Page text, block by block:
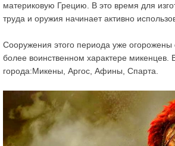
материковую Грецию. В это время для
труда и оружия начинает активно
Сооружения этого периода уже огорожены
более воинственном характере микенцев.
города:Микены, Аргос, Афины, Cпарта.